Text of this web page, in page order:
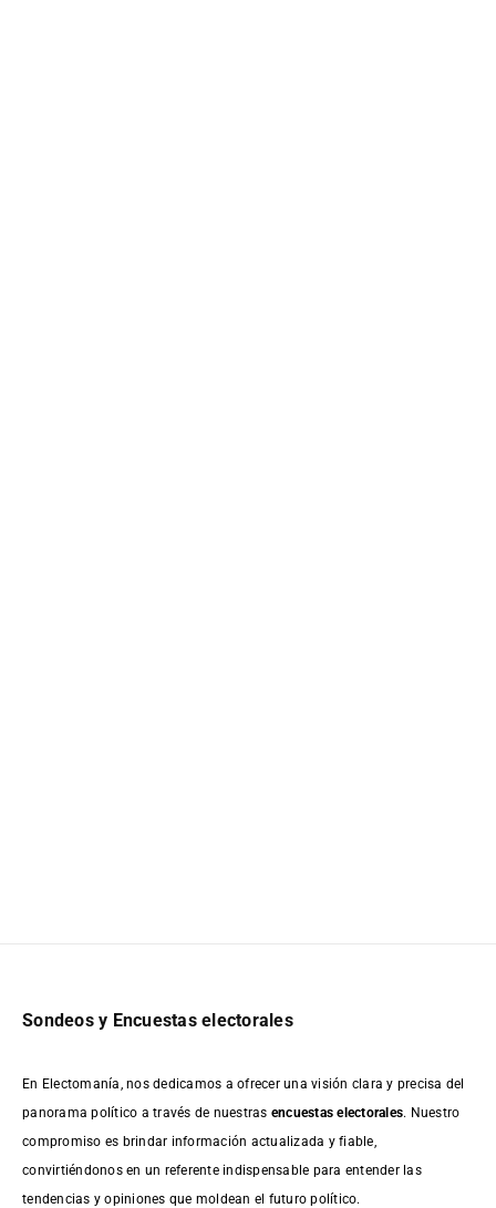
Sondeos y Encuestas electorales
En Electomanía, nos dedicamos a ofrecer una visión clara y precisa del
panorama político a través de nuestras encuestas electorales. Nuestro
compromiso es brindar información actualizada y fiable,
convirtiéndonos en un referente indispensable para entender las
tendencias y opiniones que moldean el futuro político.